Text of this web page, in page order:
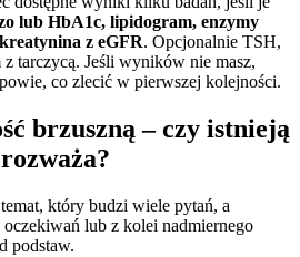
lub HbA1c, lipidogram, enzymy
z eGFR. Opcjonalnie TSH,
tarczycą. Jeśli wyników nie masz,
co zlecić w pierwszej kolejności.
brzuszną – czy istnieją
który budzi wiele pytań, a
lub z kolei nadmiernego
podstaw.